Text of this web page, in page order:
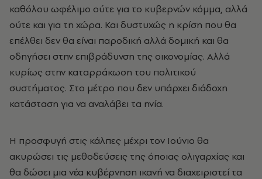
καθόλου ωφέλιμο ούτε για το κυβερνών κόμμα, αλλά
ούτε και για τη χώρα. Και δυστυχώς η κρίση που θα
επέλθει δεν θα είναι παροδική αλλά δομική και θα
οδηγήσει στην επιβράδυνση της οικονομίας. Αλλά
κυρίως στην καταρράκωση του πολιτικού
συστήματος. Στο μέτρο που δεν υπάρχει διάδοχη
κατάσταση για να αναλάβει τα ηνία.
Η προσφυγή στις κάλπες μέχρι τον Ιούνιο θα
ακυρώσει τις μεθοδεύσεις της όποιας ολιγαρχίας και
θα δώσει μια νέα κυβέρνηση ικανή να διαχειριστεί τα